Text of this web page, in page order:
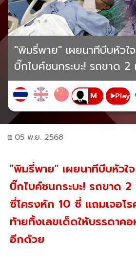
"พิมรี่พาย" เผยนาทีบีบหัว
บิ๊กไบค์ชนกระบะ! รถขาด 2
Play
05 พ.ย. 2568
"พิมรี่พาย" เผยนาทีบีบหัว
บิ๊กไบค์ชนกระบะ! รถขาด
ซี่โครงหัก 10 ซี่ แถมเจอโ
ท้ายทิ้งเลขเด็ดให้บรรดาค
อีกด้วย